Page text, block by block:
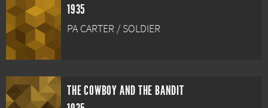
1935
PA CARTER / SOLDIER
THE COWBOY AND THE BANDIT